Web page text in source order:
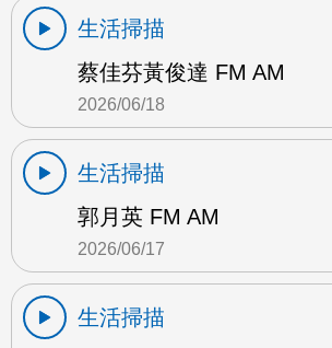
生活掃描
蔡佳芬黃俊達 FM AM
2026/06/18
生活掃描
郭月英 FM AM
2026/06/17
生活掃描